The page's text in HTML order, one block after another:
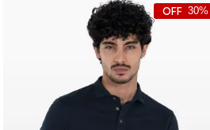
30%